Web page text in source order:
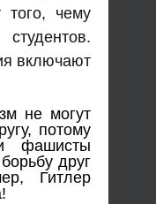
того, чему
включают
не могут
потому
фашисты
друг
Гитлер